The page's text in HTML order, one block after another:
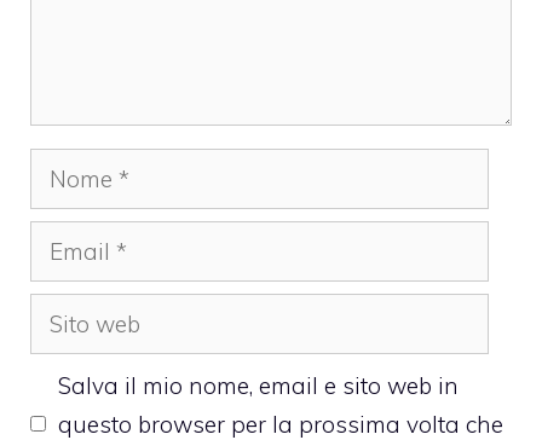
Nome
Email
Sito
web
Salva il mio nome, email e sito web in
questo browser per la prossima volta che